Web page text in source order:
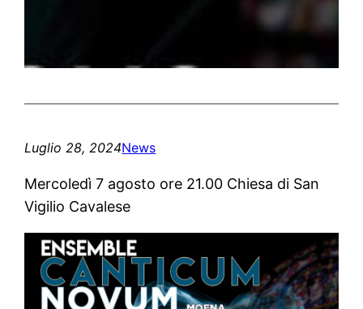
Luglio 28, 2024News
Mercoledì 7 agosto ore 21.00 Chiesa di San
Vigilio Cavalese